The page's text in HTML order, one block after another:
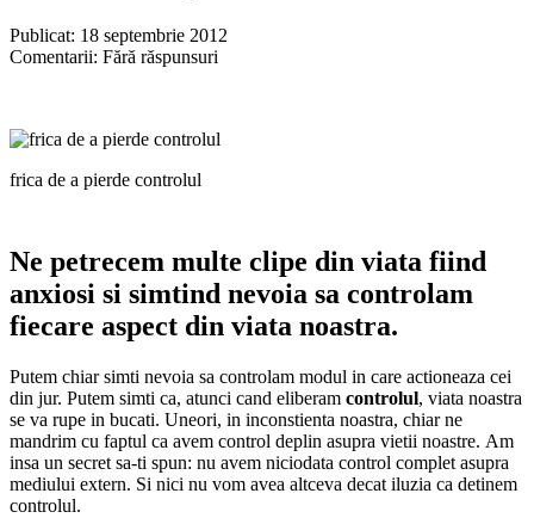
Publicat: 18 septembrie 2012
Comentarii: Fără răspunsuri
frica de a pierde controlul
Ne petrecem multe clipe din viata fiind
anxiosi si simtind nevoia sa controlam
fiecare aspect din viata noastra.
Putem chiar simti nevoia sa controlam modul in care actioneaza cei
din jur. Putem simti ca, atunci cand eliberam controlul, viata noastra
se va rupe in bucati. Uneori, in inconstienta noastra, chiar ne
mandrim cu faptul ca avem control deplin asupra vietii noastre. Am
insa un secret sa-ti spun: nu avem niciodata control complet asupra
mediului extern. Si nici nu vom avea altceva decat iluzia ca detinem
controlul.